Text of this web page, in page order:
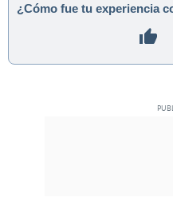
¿Cómo fue tu experiencia